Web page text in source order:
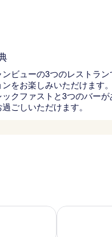
ンビューの3つのレストラ
ンをお楽しみいただけます
ックファストと3つのバー
ごしいただけます。
況をチェック今週末 8月